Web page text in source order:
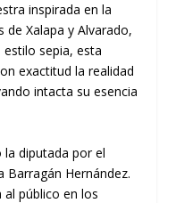
inspirada en la
Xalapa y Alvarado,
sepia, esta
exactitud la realidad
intacta su esencia
diputada por el
Barragán Hernández.
público en los